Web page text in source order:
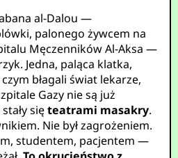
al-Dalou —
palonego żywcem na
Męczenników Al-Aksa —
Jedna, paląca klatka,
błagali świat lekarze,
Gazy nie są już
sięteatrami masakry.
Nie był zagrożeniem.
studentem, pacjentem —